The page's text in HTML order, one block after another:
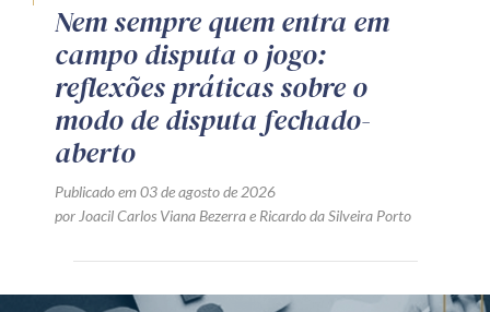
Nem sempre quem entra em
campo disputa o jogo:
reflexões práticas sobre o
modo de disputa fechado-
aberto
Publicado em 03 de agosto de 2026
por Joacil Carlos Viana Bezerrae Ricardo da Silveira Porto